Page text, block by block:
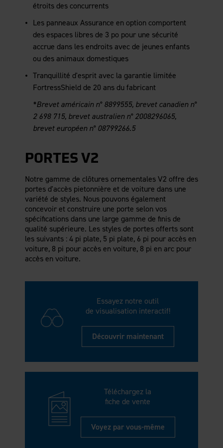
étroits des concurrents
Les panneaux Assurance en option comportent
des espaces libres de 3 po pour une sécurité
accrue dans les endroits avec de jeunes enfants
ou des animaux domestiques
Tranquillité d'esprit avec la garantie limitée
FortressShield de 20 ans du fabricant
*Brevet américain n° 8899555, brevet canadien n°
2 698 715, brevet australien n° 2008296065,
brevet européen n° 08799266.5
PORTES V2
Notre gamme de clôtures ornementales V2 offre des
portes d'accès pietonnière et de voiture dans une
variété de styles. Nous pouvons également
concevoir et construire une porte selon vos
spécifications dans une large gamme de finis de
qualité supérieure. Les styles de portes offerts sont
les suivants : 4 pi plate, 5 pi plate, 6 pi pour accès en
voiture, 8 pi pour accès en voiture, 8 pi en arc pour
accès en voiture.
Essayez notre outil
de visualisation interactif!
Découvrir maintenant
Téléchargez la
fiche de vente
Voyez par vous-même